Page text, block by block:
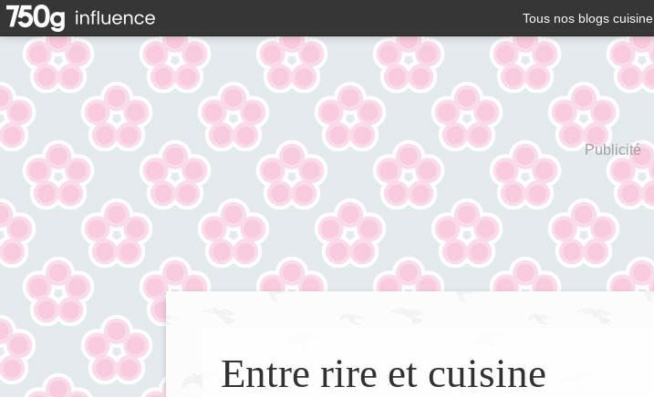
Tous nos blogs cuisine
Publicité
Entre rire et cuisine